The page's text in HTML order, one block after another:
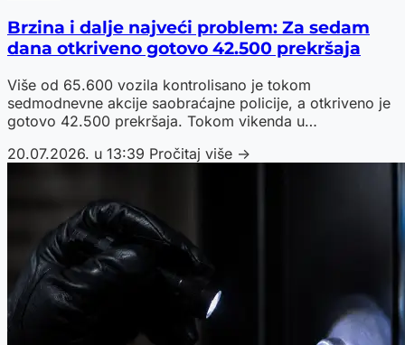
Brzina i dalje najveći problem: Za sedam
dana otkriveno gotovo 42.500 prekršaja
Više od 65.600 vozila kontrolisano je tokom
sedmodnevne akcije saobraćajne policije, a otkriveno je
gotovo 42.500 prekršaja. Tokom vikenda u
20.07.2026. u 13:39 Pročitaj više →